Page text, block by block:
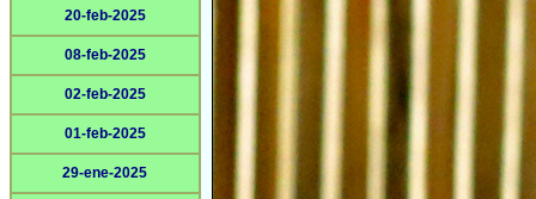
20-feb-2025
08-feb-2025
02-feb-2025
01-feb-2025
29-ene-2025